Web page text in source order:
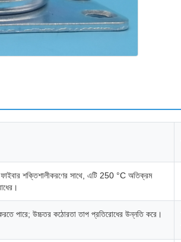
শক্তিশালীকরণের সাথে, এটি 250 °C অতিক্রম
পারে; উচ্চতর কঠোরতা তাপ প্রতিরোধের উন্নতি করে।